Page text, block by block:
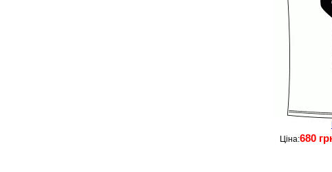
Ціна:680